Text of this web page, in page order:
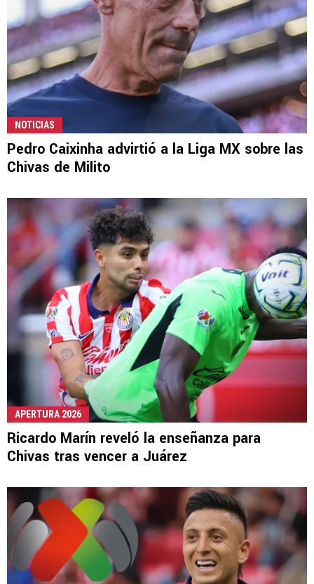
NOTICIAS
Pedro Caixinha advirtió a la Liga MX sobre las
Chivas de Milito
APERTURA 2026
Ricardo Marín reveló la enseñanza para
Chivas tras vencer a Juárez